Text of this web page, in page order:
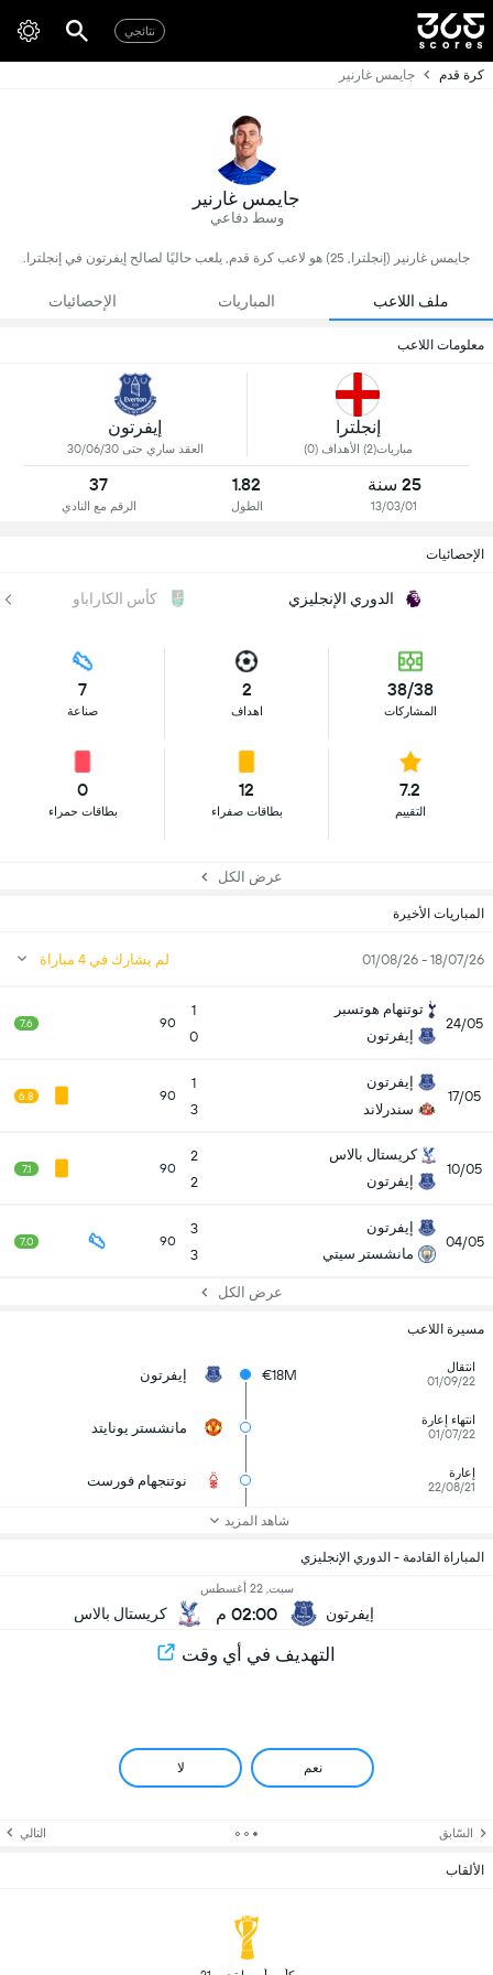
نتائجي
كرة قدم جايمس غارنير
جايمس غارنير
وسط دفاعي
جايمس غارنير (إنجلترا, 25) هو لاعب كرة قدم, يلعب حاليًا لصالح إيفرتون في إنجلترا.
ملف اللاعب المباريات الإحصائيات
معلومات اللاعب
إنجلترا
مباريات(2) الأهداف (0)
إيفرتون
العقد ساري حتى 30/06/30
25 سنة
13/03/01
1.82
الطول
37
الرقم مع النادي
الإحصائيات
الدوري الإنجليزي كأس الكاراباو
38/38
المشاركات
2
اهداف
7
صناعة
7.2
التقييم
12
بطاقات صفراء
0
بطاقات حمراء
عرض الكل
المباراة القادمة - الدوري الإنجليزي
إيفرتون
سبت, 22 أغسطس
02:00 م كريستال بالاس
التهديف في أي وقت
نعم لا
السّابق التالي
المباريات الأخيرة
18/07/26 - 01/08/26 لم يشارك في 4 مباراة
24/05
توتنهام هوتسبر
إيفرتون
1
0
90
7.6
17/05
إيفرتون
سندرلاند
1
3
90
6.8
10/05
كريستال بالاس
إيفرتون
2
2
90
7.1
04/05
إيفرتون
مانشستر سيتي
3
3
90
7.0
عرض الكل
مسيرة اللاعب
انتقال
01/09/22
€18M إيفرتون
انتهاء إعارة
01/07/22
مانشستر يونايتد
إعارة
22/08/21
نوتنجهام فورست
شاهد المزيد
الألقاب